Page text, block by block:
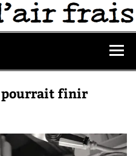
pourrait finir